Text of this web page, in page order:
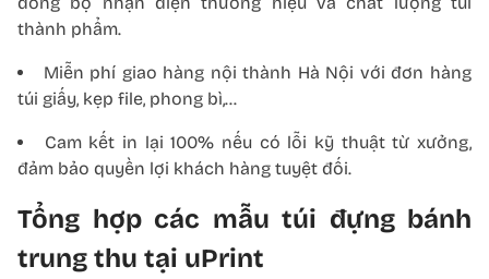
thành phẩm.
Miễn phí giao hàng nội thành Hà Nội với đơn hàng
túi giấy, kẹp file, phong bì,…
Cam kết in lại 100% nếu có lỗi kỹ thuật từ xưởng,
đảm bảo quyền lợi khách hàng tuyệt đối.
Tổng hợp các mẫu túi đựng bánh
trung thu tại uPrint